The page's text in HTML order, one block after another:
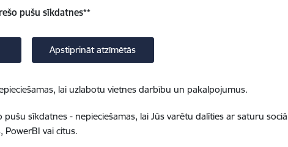
pušu sīkdatnes**
Apstiprināt atzīmētās
lai uzlabotu vietnes darbību un pakalpojumus.
pušu sīkdatnes - nepieciešamas, lai Jūs varētu dalīties ar saturu
PowerBI vai citus.